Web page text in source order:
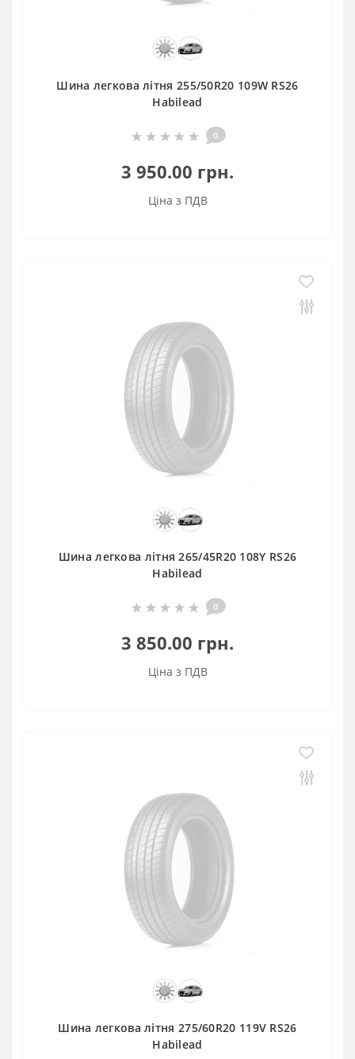
Шина легкова літня 255/50R20 109W RS26
Habilead
0
3 950.00 грн.
Ціна з ПДВ
Шина легкова літня 265/45R20 108Y RS26
Habilead
0
3 850.00 грн.
Ціна з ПДВ
Шина легкова літня 275/60R20 119V RS26
Habilead